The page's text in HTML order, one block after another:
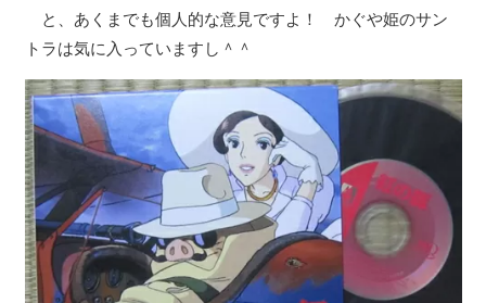
と、あくまでも個人的な意見ですよ！ かぐや姫のサン
トラは気に入っていますし＾＾